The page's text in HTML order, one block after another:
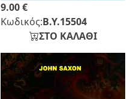
9.00 €
Κωδικός:Β.Υ.15504
ΣΤΟ ΚΑΛΑΘΙ